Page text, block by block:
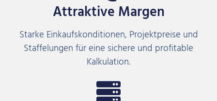
Attraktive Margen
Starke Einkaufskonditionen, Projektpreise und
Staffelungen für eine sichere und profitable
Kalkulation.